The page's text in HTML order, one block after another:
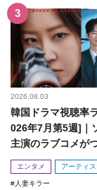
2026.08.03
韓国ドラマ視聴率
026年7月第5週]｜
主演のラブコメが
回！
エンタメ アーティス
人妻キラー